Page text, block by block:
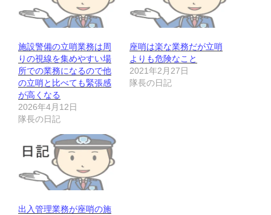
施設警備の立哨業務は周
りの視線を集めやすい場
所での業務になるので他
の立哨と比べても緊張感
が高くなる
2026年4月12日
隊長の日記
座哨は楽な業務だが立哨
よりも危険なこと
2021年2月27日
隊長の日記
出入管理業務が座哨の施